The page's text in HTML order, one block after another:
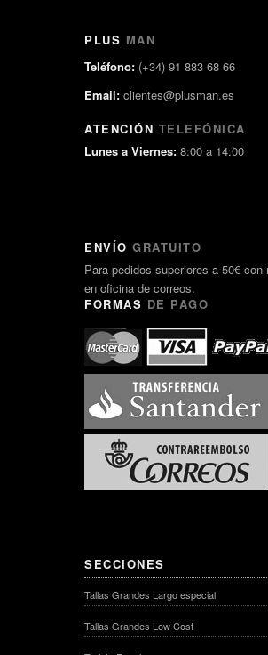
PLUS MAN
Teléfono: (+34) 91 883 68 66
Email: clientes@plusman.es
ATENCIÓN TELEFÓNICA
Lunes a Viernes: 8:00 a 14:00
ENVÍO GRATUITO
Para pedidos superiores a 50€ con
en oficina de correos.
FORMAS DE PAGO
SECCIONES
Tallas Grandes Largo especial
Tallas Grandes Low Cost